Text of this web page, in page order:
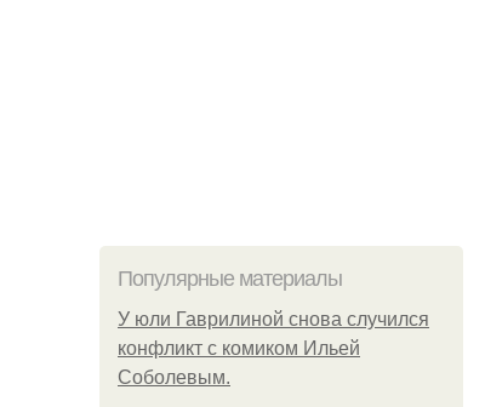
Популярные материалы
У юли Гаврилиной снова случился
конфликт с комиком Ильей
Соболевым.